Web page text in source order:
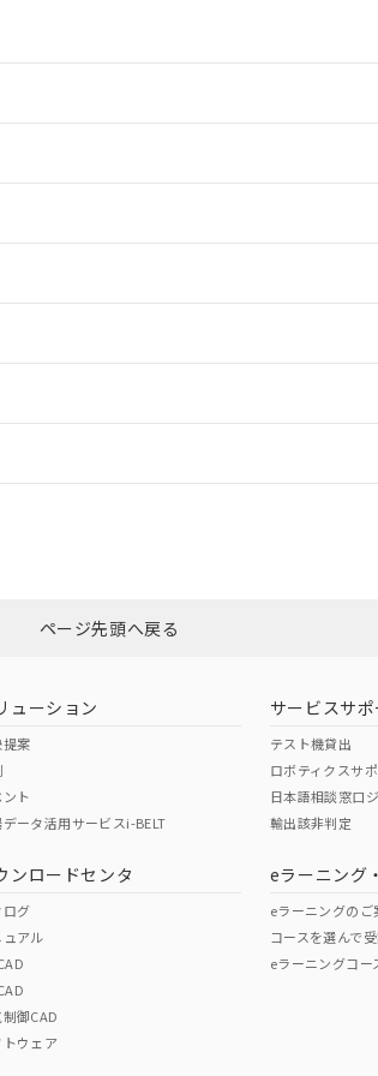
ちら
する可能性があります。
（アメリカ
この製品の規格認証/適合
その他の認証はこちらのページからご
ページ先頭へ戻る
ューション
案
ト
ータ活用サービスi-BELT
ンロードセンタ
ログ
ュアル
御CAD
トウェア
サービスサポ
テスト機貸出
ロボティクスサ
日本語相談窓口
輸出該非判定
eラーニング
eラーニングのご
コースを選んで
eラーニングコー